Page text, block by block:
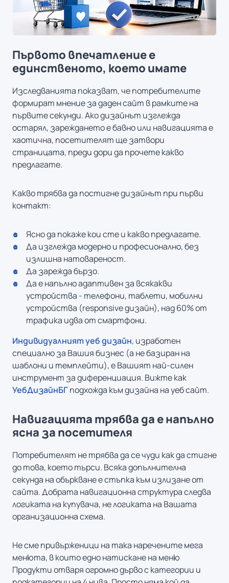
Първото впечатление е
единственото, което имате
Изследванията показват, че потребителите
формират мнение за даден сайт в рамките на
първите секунди. Ако дизайнът изглежда
остарял, зареждането е бавно или навигацията е
хаотична, посетителят ще затвори
страницата, преди дори да прочете какво
предлагате.
Какво трябва да постигне дизайнът при първи
контакт:
Ясно да покаже кои сте и какво предлагате.
Да изглежда модерно и професионално, без
излишна натовареност.
Да зарежда бързо.
Да е напълно адаптивен за всякакви
устройства - телефони, таблети, мобилни
устройства (responsive дизайн), над 60% от
трафика идва от смартфони.
Индивидуалният уеб дизайн, изработен
специално за Вашия бизнес (а не базиран на
шаблони и темплейти), е Вашият най-силен
инструмент за диференциация. Вижте как
УебДизайнБГподхожда към дизайна на уеб сайт.
Навигацията трябва да е напълно
ясна за посетителя
Потребителят не трябва да се чуди как да стигне
до това, което търси. Всяка допълнителна
секунда на объркване е стъпка към излизане от
сайта. Добрата навигационна структура следва
логиката на купувача, не логиката на Вашата
организационна схема.
Не сме привърженици на така нареченитемега
менюта, в които едно натискане на меню
Продукти отваря огромно дърво с категории и